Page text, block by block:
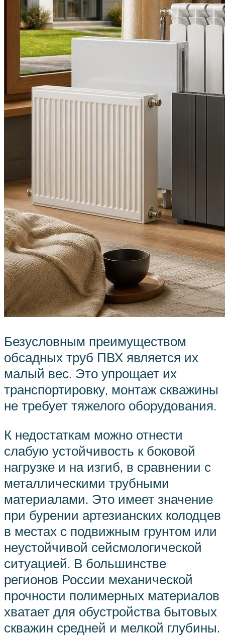
Безусловным преимуществом
обсадных труб ПВХ является их
малый вес. Это упрощает их
транспортировку, монтаж скважины
не требует тяжелого оборудования.
К недостаткам можно отнести
слабую устойчивость к боковой
нагрузке и на изгиб, в сравнении с
металлическими трубными
материалами. Это имеет значение
при бурении артезианских колодцев
в местах с подвижным грунтом или
неустойчивой сейсмологической
ситуацией. В большинстве
регионов России механической
прочности полимерных материалов
хватает для обустройства бытовых
скважин средней и мелкой глубины.